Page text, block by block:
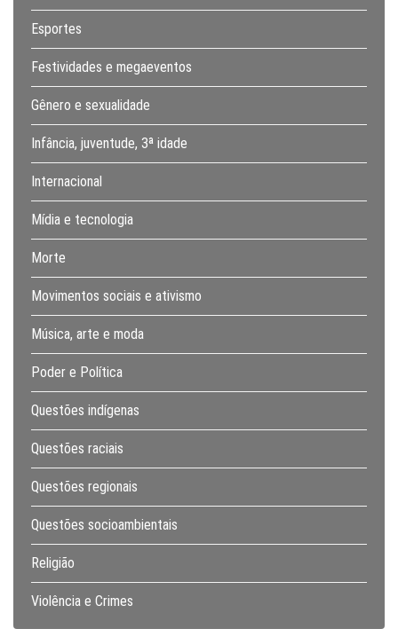
Esportes
Festividades e megaeventos
Gênero e sexualidade
Infância, juventude, 3ª idade
Internacional
Mídia e tecnologia
Morte
Movimentos sociais e ativismo
Música, arte e moda
Poder e Política
Questões indígenas
Questões raciais
Questões regionais
Questões socioambientais
Religião
Violência e Crimes